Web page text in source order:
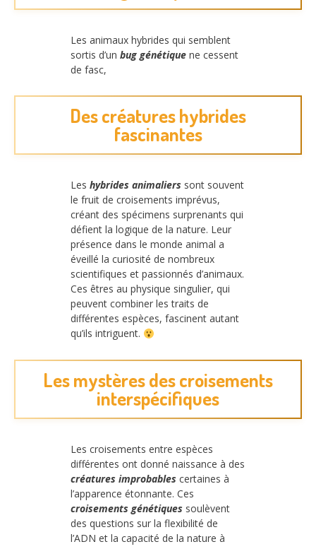
Les animaux hybrides qui semblent
sortis d’un bug génétique ne cessent
de fasc,
Des créatures hybrides
fascinantes
Les hybrides animaliers sont souvent
le fruit de croisements imprévus,
créant des spécimens surprenants qui
défient la logique de la nature. Leur
présence dans le monde animal a
éveillé la curiosité de nombreux
scientifiques et passionnés d’animaux.
Ces êtres au physique singulier, qui
peuvent combiner les traits de
différentes espèces, fascinent autant
qu’ils intriguent.
Les mystères des croisements
interspécifiques
Les croisements entre espèces
différentes ont donné naissance à des
créatures improbables certaines à
l’apparence étonnante. Ces
croisements génétiques soulèvent
des questions sur la flexibilité de
l’ADN et la capacité de la nature à